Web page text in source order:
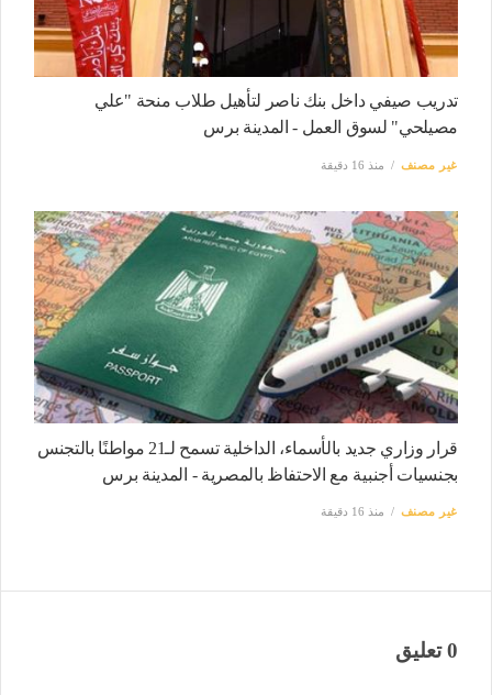
تدريب صيفي داخل بنك ناصر لتأهيل طلاب منحة "علي
مصيلحي" لسوق العمل - المدينة برس
غير مصنف منذ 16 دقيقة
قرار وزاري جديد بالأسماء، الداخلية تسمح لـ21 مواطنًا بالتجنس
بجنسيات أجنبية مع الاحتفاظ بالمصرية - المدينة برس
غير مصنف منذ 16 دقيقة
0 تعليق